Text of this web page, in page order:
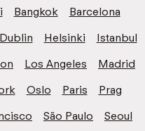
Bangkok
Barcelona
Dublin Helsinki
Istanbul
Los Angeles
Madrid
Oslo Paris
Prag
São Paulo
Seoul